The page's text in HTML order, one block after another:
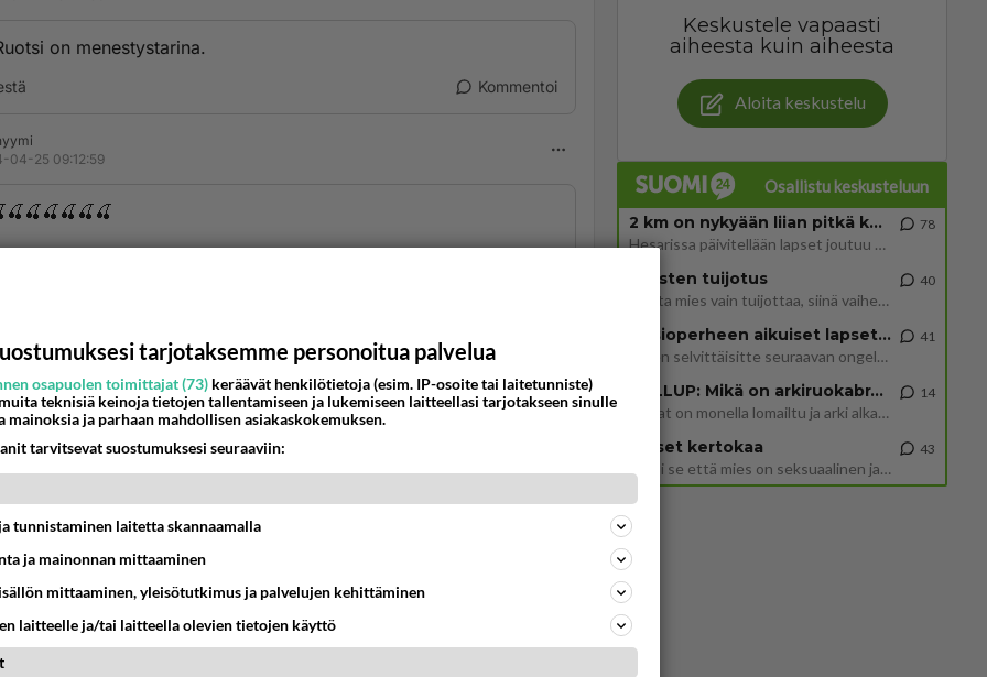
on menestystarina.
Kommentoi
04-25 09:12:59
Kommentoi
Kommentoi aloitusta...
Takaisin ylös
KESKUSTELUT
Keskustele vapaasti
aiheesta kuin aiheesta
Aloita keskustelu
Osallistu keskusteluun
2 km on nykyään liian pitkä koulumatka
Hesarissa päivitellään lapset joutuu nyt kulkemaan 2 km kouluun jösses. Ruostefillarilla tuo matka menee vaikka miten äk
78
Miesten tuijotus
Mutta mies vain tuijottaa, siinä vaiheessa käännän itse pään pois. Mikä juttu? Yleensä jos joku tuijottaa tai katsoo, hä
40
Uusioperheen aikuiset lapset tyhjentää jääkaapin käydessään
Miten selvittäisitte seuraavan ongelman, meillä on uusioperhe, minulla teini-ikäiset lapset ja puolisolla aikuiset, jotk
41
GALLUP: Mikä on arkiruokabravuurisi?
Lomat on monella lomailtu ja arki alkaa. Se voi tarkoittaa myös sitä, että grillailut on grillattu ja palataan arjen ruo
14
Naiset kertokaa
Miksi se että mies on seksuaalinen ja haluaa seksiä ja te olette hänen mielestänne haluttava on vastenmielistä? Mikä sii
43
tarjotaksemme personoitua palvelua
osapuolen toimittajat (73) keräävät henkilötietoja (esim. IP-osoite tai laitetunniste)
teknisiä keinoja tietojen tallentamiseen ja lukemiseen laitteellasi tarjotakseen sinulle
ja parhaan mahdollisen asiakaskokemuksen.
tarvitsevat suostumuksesi seuraaviin:
tunnistaminen laitetta skannaamalla
ja mainonnan mittaaminen
mittaaminen, yleisötutkimus ja palvelujen kehittäminen
laitteelle ja/tai laitteella olevien tietojen käyttö